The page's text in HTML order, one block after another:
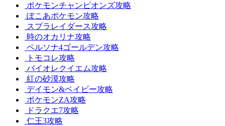
ポケモンチャンピオンズ攻略
ぽこあポケモン攻略
スプラレイダース攻略
時のオカリナ攻略
ペルソナ4ゴールデン攻略
トモコレ攻略
バイオレクイエム攻略
紅の砂漠攻略
デイモン&ベイビー攻略
ポケモンZA攻略
ドラクエ7攻略
仁王3攻略